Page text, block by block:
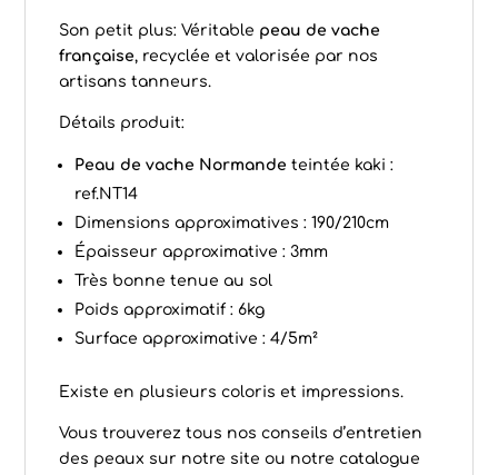
Son petit plus: Véritable peau de vache
française, recyclée et valorisée par nos
artisans tanneurs.
Détails produit:
Peau de vache Normande teintée kaki :
ref.NT14
Dimensions approximatives : 190/210cm
Épaisseur approximative : 3mm
Très bonne tenue au sol
Poids approximatif : 6kg
Surface approximative : 4/5m²
Existe en plusieurs coloris et impressions.
Vous trouverez tous nos conseils d’entretien
des peaux sur notre site ou notre catalogue